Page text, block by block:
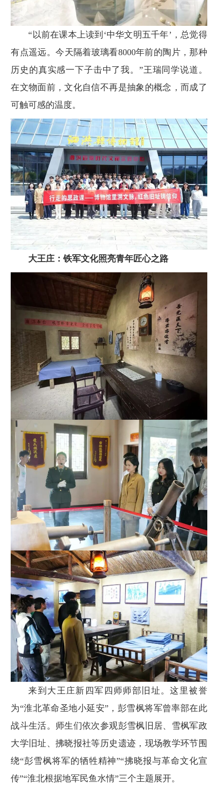
“以前在课本上读到‘中华文明五千年’，总觉得
有点遥远。今天隔着玻璃看8000年前的陶片，那种
历史的真实感一下子击中了我。”王瑞同学说道。
在文物面前，文化自信不再是抽象的概念，而成了
可触可感的温度。
大王庄：铁军文化照亮青年匠心之路
来到大王庄新四军四师师部旧址。这里被誉
为“淮北革命圣地小延安”，彭雪枫将军曾率部在此
战斗生活。师生们依次参观彭雪枫旧居、雪枫军政
大学旧址、拂晓报社等历史遗迹，现场教学环节围
绕“彭雪枫将军的牺牲精神”“拂晓报与革命文化宣
传”“淮北根据地军民鱼水情”三个主题展开。